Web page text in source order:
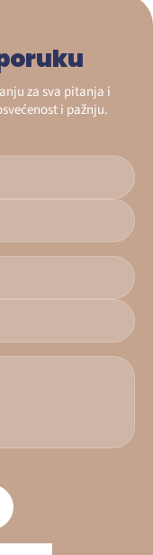
za sva pitanja i
i pažnju.